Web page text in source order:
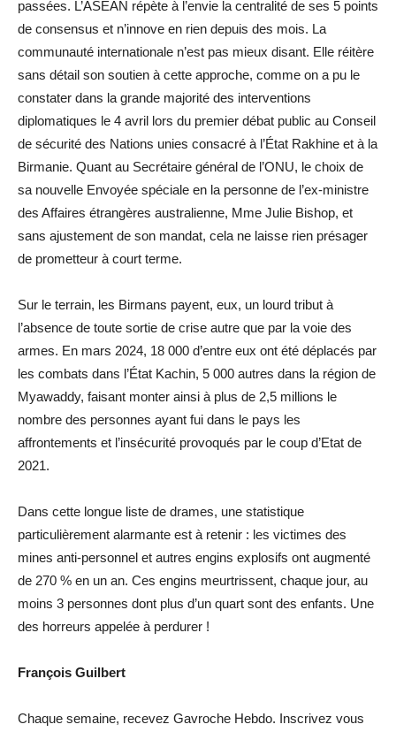
passées. L’ASEAN répète à l’envie la centralité de ses 5 points
de consensus et n’innove en rien depuis des mois. La
communauté internationale n’est pas mieux disant. Elle réitère
sans détail son soutien à cette approche, comme on a pu le
constater dans la grande majorité des interventions
diplomatiques le 4 avril lors du premier débat public au Conseil
de sécurité des Nations unies consacré à l’État Rakhine et à la
Birmanie. Quant au Secrétaire général de l’ONU, le choix de
sa nouvelle Envoyée spéciale en la personne de l’ex-ministre
des Affaires étrangères australienne, Mme Julie Bishop, et
sans ajustement de son mandat, cela ne laisse rien présager
de prometteur à court terme.
Sur le terrain, les Birmans payent, eux, un lourd tribut à
l’absence de toute sortie de crise autre que par la voie des
armes. En mars 2024, 18 000 d’entre eux ont été déplacés par
les combats dans l’État Kachin, 5 000 autres dans la région de
Myawaddy, faisant monter ainsi à plus de 2,5 millions le
nombre des personnes ayant fui dans le pays les
affrontements et l’insécurité provoqués par le coup d’Etat de
2021.
Dans cette longue liste de drames, une statistique
particulièrement alarmante est à retenir : les victimes des
mines anti-personnel et autres engins explosifs ont augmenté
de 270 % en un an. Ces engins meurtrissent, chaque jour, au
moins 3 personnes dont plus d’un quart sont des enfants. Une
des horreurs appelée à perdurer !
François Guilbert
Chaque semaine, recevez Gavroche Hebdo. Inscrivez vous